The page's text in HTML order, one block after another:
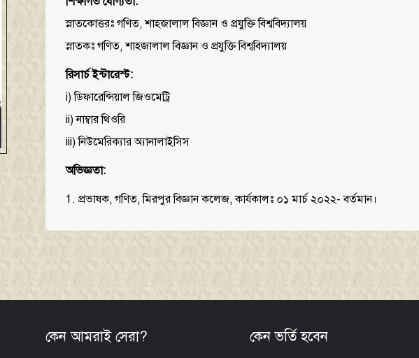
স্নাতকোত্তরঃ গণিত, শাহজালাল বিজ্ঞান ও প্রযুক্তি বিশ্ববিদ্যালয়
স্নাতকঃ গণিত, শাহজালাল বিজ্ঞান ও প্রযুক্তি বিশ্ববিদ্যালয়
রিসার্চ ইন্টারেস্ট:
i) ডিফারেন্সিয়াল জিওমেট্রি
ii) নাম্বার থিওরি
iii) নিউমেরিক্যার অ্যানালাইসিস
অভিজ্ঞতা:
1. প্রভাষক, গণিত, মিরপুর বিজ্ঞান কলেজ, কার্যকালঃ ০১ মার্চ ২০২২- বর্তমান।
কেন আমরাই সেরা?
কেন ভর্তি হবেন